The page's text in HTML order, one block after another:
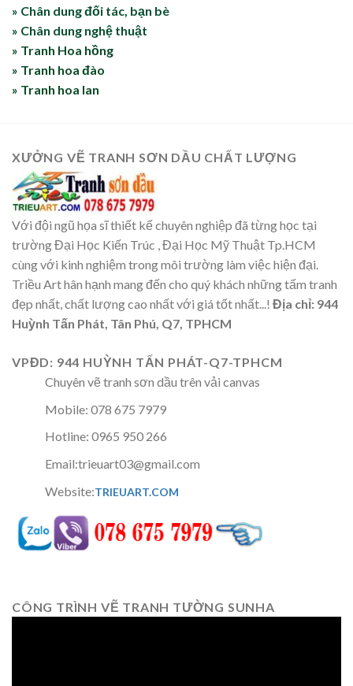
» Chân dung đối tác, bạn bè
» Chân dung nghệ thuật
» Tranh Hoa hồng
» Tranh hoa đào
» Tranh hoa lan
XƯỞNG VẼ TRANH SƠN DẦU CHẤT LƯỢNG
Với đội ngũ họa sĩ thiết kế chuyên nghiệp đã từng học tại
trường Đại Học Kiến Trúc , Đại Học Mỹ Thuật Tp.HCM
cùng với kinh nghiệm trong môi trường làm việc hiện đại.
Triều Art hân hạnh mang đến cho quý khách những tấm tranh
đẹp nhất, chất lượng cao nhất với giá tốt nhất...! Địa chỉ: 944
Huỳnh Tấn Phát, Tân Phú, Q7, TPHCM
VPĐD: 944 HUỲNH TẤN PHÁT-Q7-TPHCM
Chuyên vẽ tranh sơn dầu trên vải canvas
Mobile: 078 675 7979
Hotline: 0965 950 266
Email:trieuart03@gmail.com
Website:TRIEUART.COM
CÔNG TRÌNH VẼ TRANH TƯỜNG SUNHA